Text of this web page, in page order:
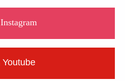
Instagram
Youtube